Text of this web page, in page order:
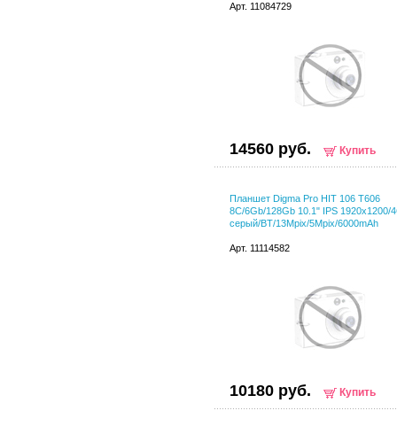
Арт. 11084729
14560 руб. Купить
Планшет Digma Pro HIT 106 T606
8C/6Gb/128Gb 10.1" IPS 1920x1200/
серый/BT/13Mpix/5Mpix/6000mAh
Арт. 11114582
10180 руб. Купить